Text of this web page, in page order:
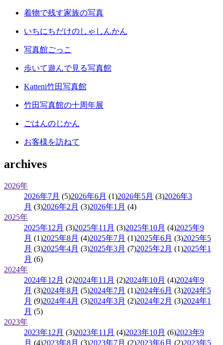
着物で残す家族の写真
いちにちだけのしゃしんかん
写真館ごっこ
歩いて遊んで見る写真館
Katteni竹田写真館
竹田写真館の十周年展
ごはんのじかん
お客様を訪ねて
archives
2026年
2026年7月 (5)2026年6月 (1)2026年5月 (3)2026年3
月 (3)2026年2月 (3)2026年1月 (4)
2025年
2025年12月 (3)2025年11月 (3)2025年10月 (4)2025年9
月 (1)2025年8月 (4)2025年7月 (1)2025年6月 (3)2025年5
月 (3)2025年4月 (3)2025年3月 (7)2025年2月 (1)2025年1
月 (6)
2024年
2024年12月 (2)2024年11月 (2)2024年10月 (4)2024年9
月 (3)2024年8月 (5)2024年7月 (1)2024年6月 (3)2024年5
月 (9)2024年4月 (3)2024年3月 (2)2024年2月 (3)2024年1
月 (5)
2023年
2023年12月 (3)2023年11月 (4)2023年10月 (6)2023年9
月 (4)2023年8月 (3)2023年7月 (2)2023年6月 (2)2023年5